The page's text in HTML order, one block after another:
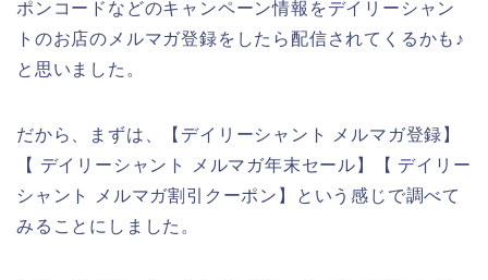
ポンコードなどのキャンペーン情報をデイリーシャン
トのお店のメルマガ登録をしたら配信されてくるかも♪
と思いました。
だから、まずは、【デイリーシャント メルマガ登録】
【 デイリーシャント メルマガ年末セール】【 デイリー
シャント メルマガ割引クーポン】という感じで調べて
みることにしました。